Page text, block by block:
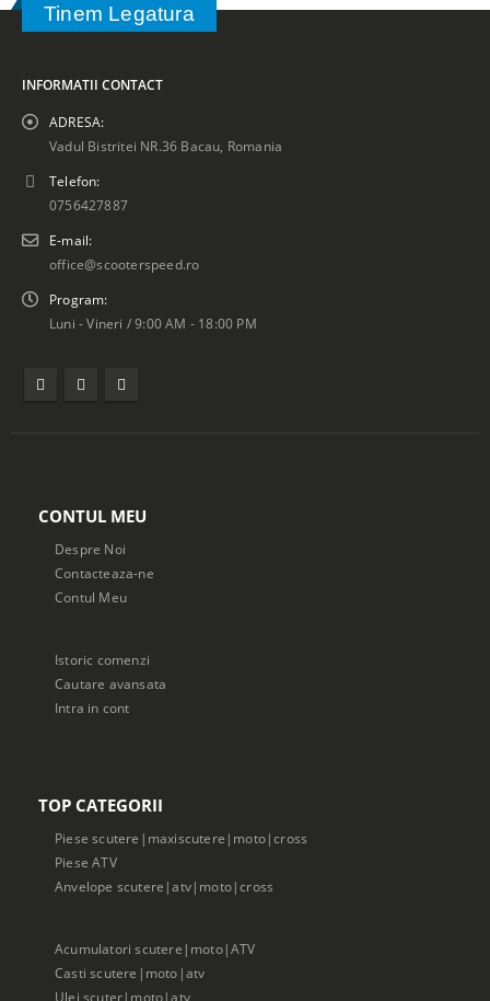
Tinem Legatura
INFORMATII CONTACT
ADRESA:
Vadul Bistritei NR.36 Bacau, Romania
Telefon:
0756427887
E-mail:
office@scooterspeed.ro
Program:
Luni - Vineri / 9:00 AM - 18:00 PM
CONTUL MEU
Despre Noi
Contacteaza-ne
Contul Meu
Istoric comenzi
Cautare avansata
Intra in cont
TOP CATEGORII
Piese scutere|maxiscutere|moto|cross
Piese ATV
Anvelope scutere|atv|moto|cross
Acumulatori scutere|moto|ATV
Casti scutere|moto|atv
Ulei scuter|moto|atv